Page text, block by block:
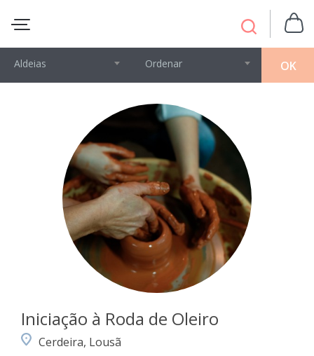
OK
Aldeias Ordenar
Iniciação à Roda de Oleiro
Cerdeira, Lousã